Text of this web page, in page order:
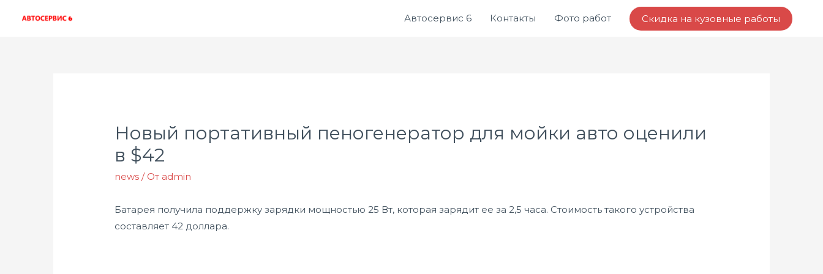
Автосервис 6 Контакты Фото работ Скидка на кузовные работы
Новый портативный пеногенератор для мойки авто оценили
в $42
news / От admin
Батарея получила поддержку зарядки мощностью 25 Вт, которая зарядит ее за 2,5 часа. Стоимость такого устройства
составляет 42 доллара.